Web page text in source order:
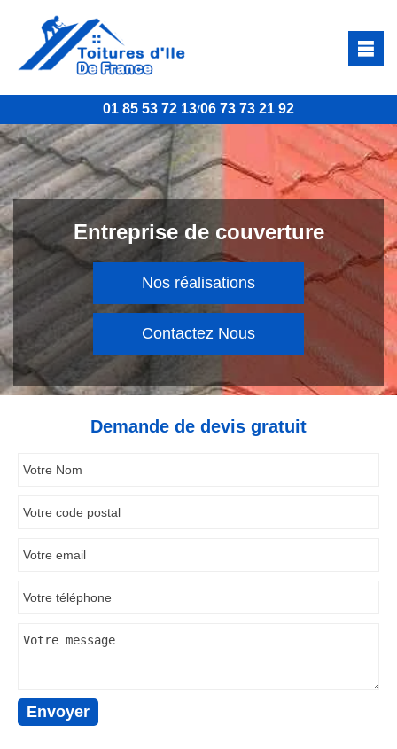
01 85 53 72 13/06 73 73 21 92
Entreprise de couverture
Nos réalisations
Contactez Nous
Demande de devis gratuit